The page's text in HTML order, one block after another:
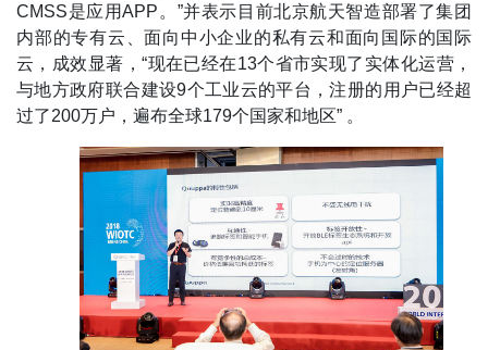
CMSS是应用APP。”并表示目前北京航天智造部署了集团
内部的专有云、面向中小企业的私有云和面向国际的国际
云，成效显著，“现在已经在13个省市实现了实体化运营，
与地方政府联合建设9个工业云的平台，注册的用户已经超
过了200万户，遍布全球179个国家和地区” 。